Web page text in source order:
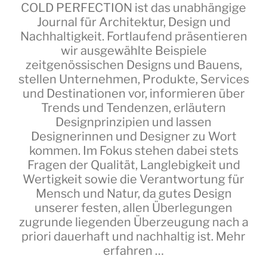
COLD PERFECTION ist das unabhängige
Journal für Architektur, Design und
Nachhaltigkeit. Fortlaufend präsentieren
wir ausgewählte Beispiele
zeitgenössischen Designs und Bauens,
stellen Unternehmen, Produkte, Services
und Destinationen vor, informieren über
Trends und Tendenzen, erläutern
Designprinzipien und lassen
Designerinnen und Designer zu Wort
kommen. Im Fokus stehen dabei stets
Fragen der Qualität, Langlebigkeit und
Wertigkeit sowie die Verantwortung für
Mensch und Natur, da gutes Design
unserer festen, allen Überlegungen
zugrunde liegenden Überzeugung nach a
priori dauerhaft und nachhaltig ist. Mehr
erfahren …